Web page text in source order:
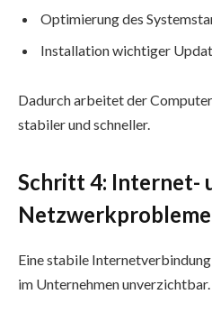
Optimierung des
Installation wichtiger
Dadurch arbeitet der
stabiler und schneller.
Schritt 4: Internet-
Eine stabile
im Unternehmen unverzichtbar.